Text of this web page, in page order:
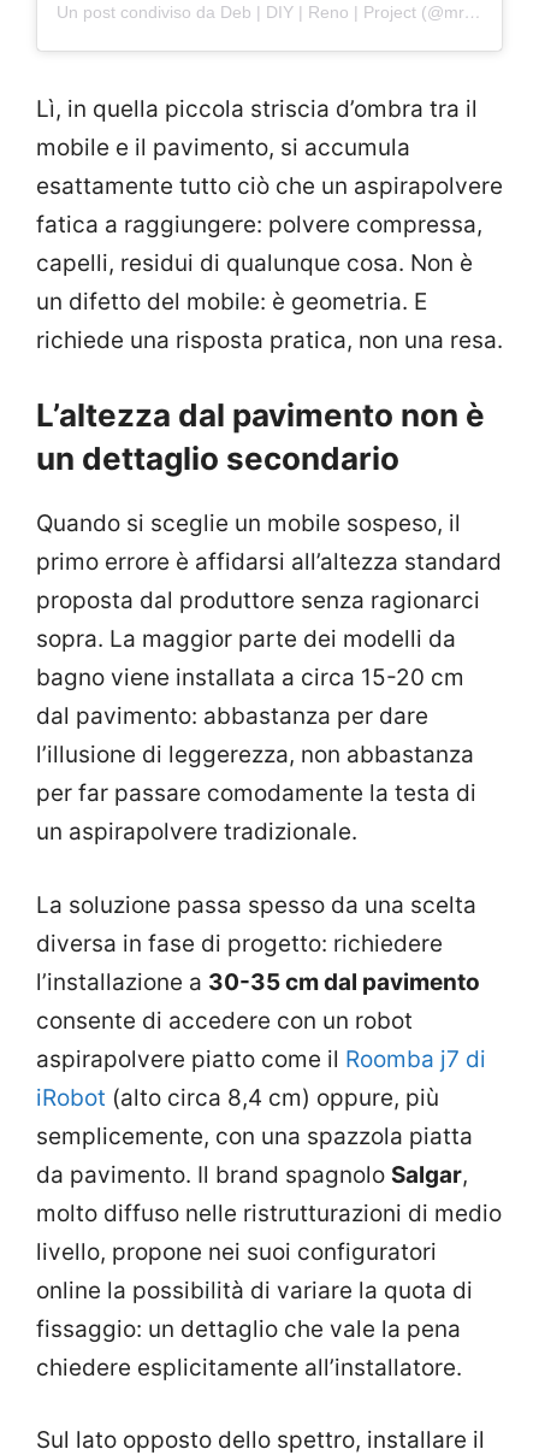
Un post condiviso da Deb | DIY | Reno | Project (@mrsheavenhome)
Lì, in quella piccola striscia d’ombra tra il
mobile e il pavimento, si accumula
esattamente tutto ciò che un aspirapolvere
fatica a raggiungere: polvere compressa,
capelli, residui di qualunque cosa. Non è
un difetto del mobile: è geometria. E
richiede una risposta pratica, non una resa.
L’altezza dal pavimento non è
un dettaglio secondario
Quando si sceglie un mobile sospeso, il
primo errore è affidarsi all’altezza standard
proposta dal produttore senza ragionarci
sopra. La maggior parte dei modelli da
bagno viene installata a circa 15-20 cm
dal pavimento: abbastanza per dare
l’illusione di leggerezza, non abbastanza
per far passare comodamente la testa di
un aspirapolvere tradizionale.
La soluzione passa spesso da una scelta
diversa in fase di progetto: richiedere
l’installazione a 30-35 cm dal pavimento
consente di accedere con un robot
aspirapolvere piatto come il Roomba j7 di
iRobot (alto circa 8,4 cm) oppure, più
semplicemente, con una spazzola piatta
da pavimento. Il brand spagnolo Salgar,
molto diffuso nelle ristrutturazioni di medio
livello, propone nei suoi configuratori
online la possibilità di variare la quota di
fissaggio: un dettaglio che vale la pena
chiedere esplicitamente all’installatore.
Sul lato opposto dello spettro, installare il